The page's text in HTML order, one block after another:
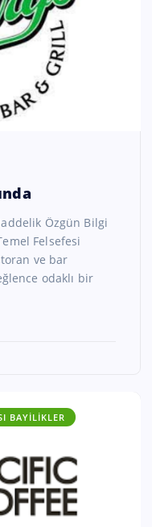
Özgün Bilgi
Felsefesi
ve bar
odaklı bir
BAYILIKLER